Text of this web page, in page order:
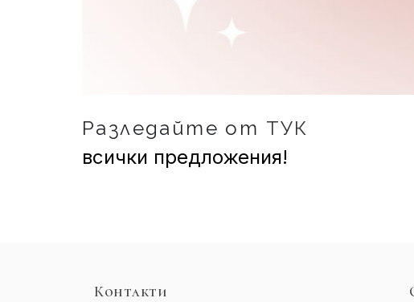
Разледайте от ТУК
всички предложения!
Контакти